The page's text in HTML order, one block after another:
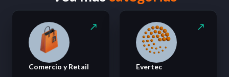
Comercio y Retail Evertec